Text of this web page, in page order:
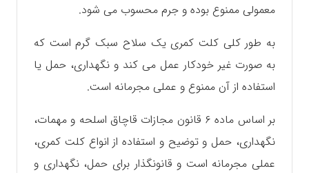
معمولی ممنوع بوده و جرم محسوب می ‌شود.
به طور کلی کلت کمری یک سلاح سبک گرم است که
به صورت غیر خودکار عمل می کند و نگهداری، حمل یا
استفاده از آن ممنوع و عملی مجرمانه است.
بر اساس ماده ۶ قانون مجازات قاچاق اسلحه و مهمات،
نگهداری، حمل و توضیح و استفاده از انواع کلت کمری،
عملی مجرمانه است و قانونگذار برای حمل، نگهداری و